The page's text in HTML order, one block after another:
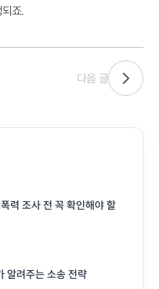
죠.
다음 글
력 조사 전 꼭 확인해야 할
알려주는 소송 전략